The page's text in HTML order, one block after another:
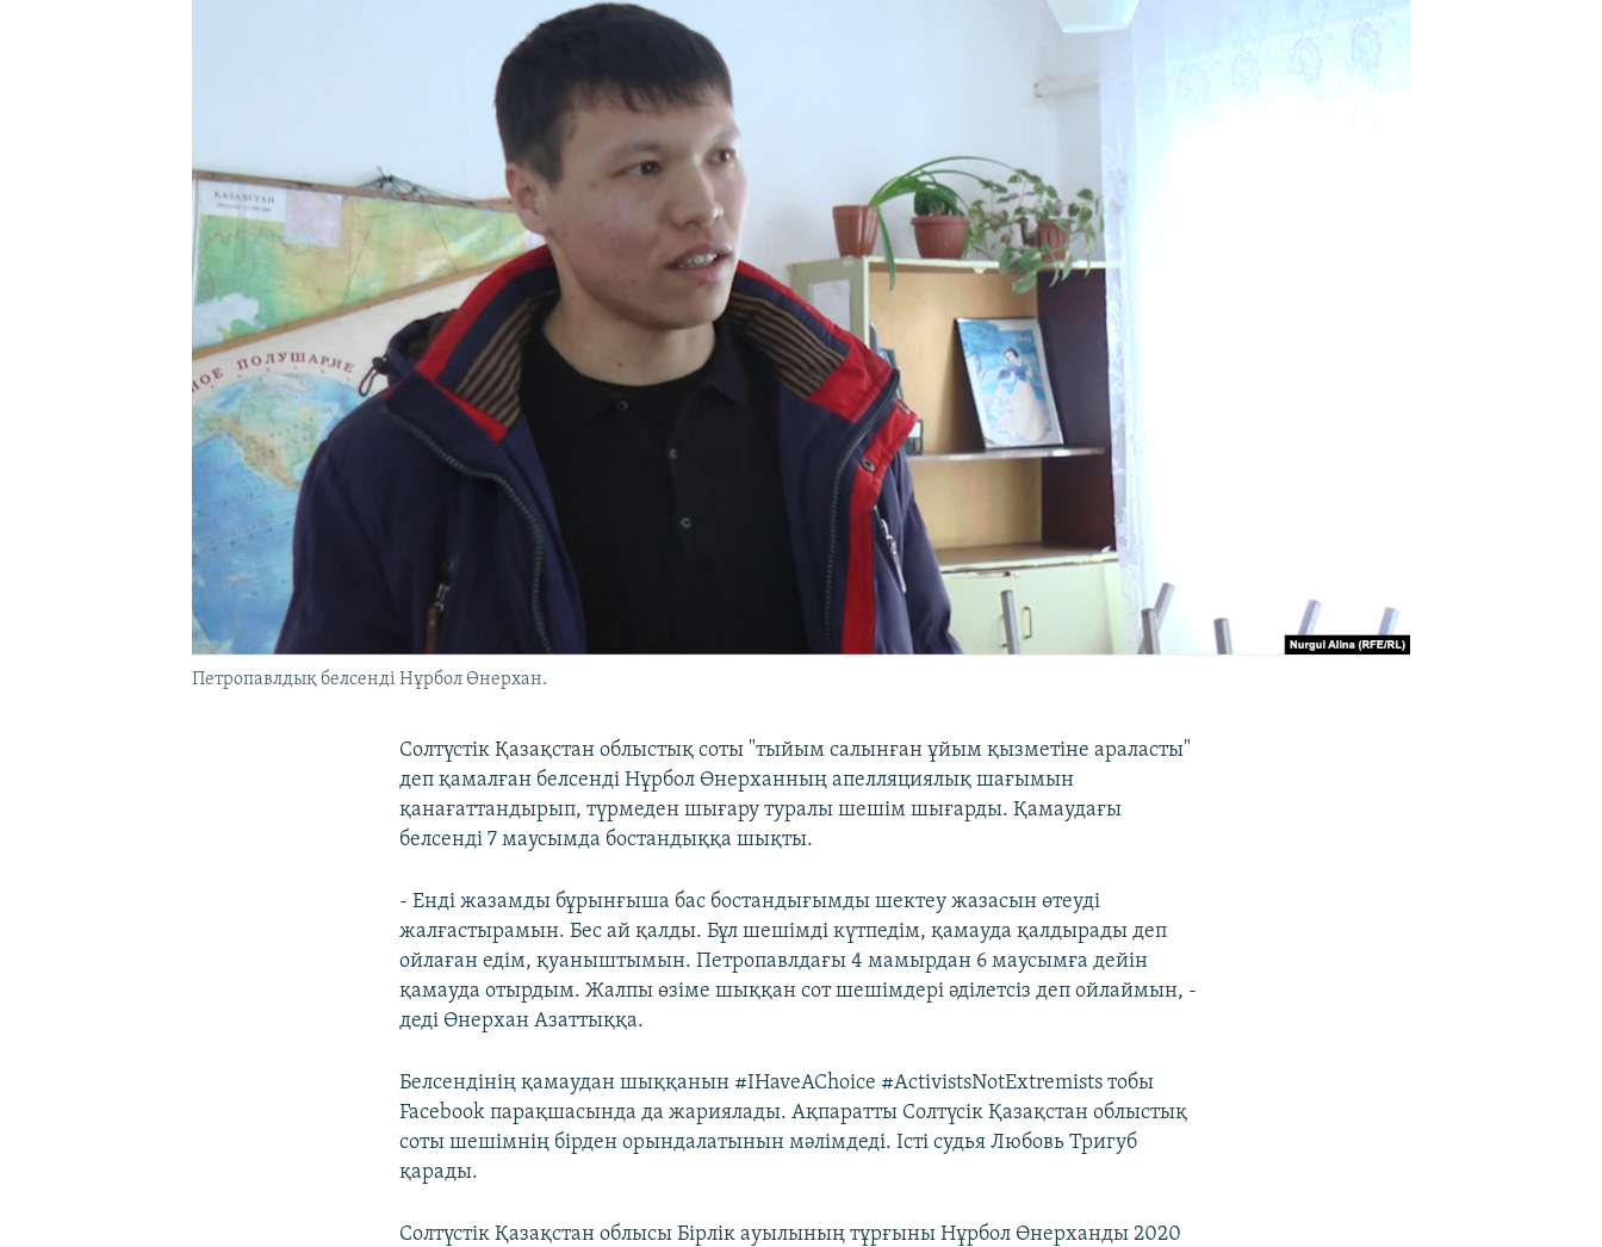
Петропавлдық белсенді Нұрбол Өнерхан.
Солтүстік Қазақстан облыстық соты "тыйым салынған ұйым қызметіне араласты"
деп қамалған белсенді Нұрбол Өнерханның апелляциялық шағымын
қанағаттандырып, түрмеден шығару туралы шешім шығарды. Қамаудағы
белсенді 7 маусымда бостандыққа шықты.
- Енді жазамды бұрынғыша бас бостандығымды шектеу жазасын өтеуді
жалғастырамын. Бес ай қалды. Бұл шешімді күтпедім, қамауда қалдырады деп
ойлаған едім, қуаныштымын. Петропавлдағы 4 мамырдан 6 маусымға дейін
қамауда отырдым. Жалпы өзіме шыққан сот шешімдері әділетсіз деп ойлаймын, -
деді Өнерхан Азаттыққа.
Белсендінің қамаудан шыққанын #IHaveAChoiсe #ActivistsNotExtremists тобы
Facebook парақшасында да жариялады. Ақпаратты Солтүсік Қазақстан облыстық
соты шешімнің бірден орындалатынын мәлімдеді. Істі судья Любовь Тригуб
қарады.
Солтүстік Қазақстан облысы Бірлік ауылының тұрғыны Нұрбол Өнерханды 2020